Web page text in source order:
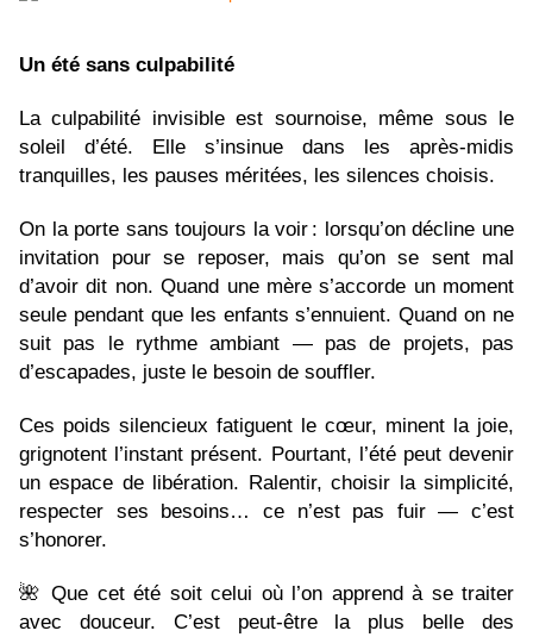
Un été sans culpabilité
La culpabilité invisible est sournoise, même sous le
soleil d’été. Elle s’insinue dans les après-midis
tranquilles, les pauses méritées, les silences choisis.
On la porte sans toujours la voir : lorsqu’on décline une
invitation pour se reposer, mais qu’on se sent mal
d’avoir dit non. Quand une mère s’accorde un moment
seule pendant que les enfants s’ennuient. Quand on ne
suit pas le rythme ambiant — pas de projets, pas
d’escapades, juste le besoin de souffler.
Ces poids silencieux fatiguent le cœur, minent la joie,
grignotent l’instant présent. Pourtant, l’été peut devenir
un espace de libération. Ralentir, choisir la simplicité,
respecter ses besoins… ce n’est pas fuir — c’est
s’honorer.
🌺 Que cet été soit celui où l’on apprend à se traiter
avec douceur. C’est peut-être la plus belle des